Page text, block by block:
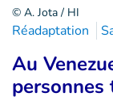
© A. Jota / HI
Réadaptation
Au
personnes